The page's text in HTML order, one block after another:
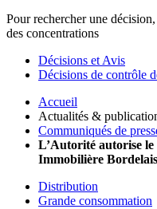
Pour rechercher une
des concentrations
Décisions et Avis
Décisions de contrôle
Accueil
Actualités &
Communiqués de
L’Autorité autorise
Immobilière
Distribution
Grande consommation